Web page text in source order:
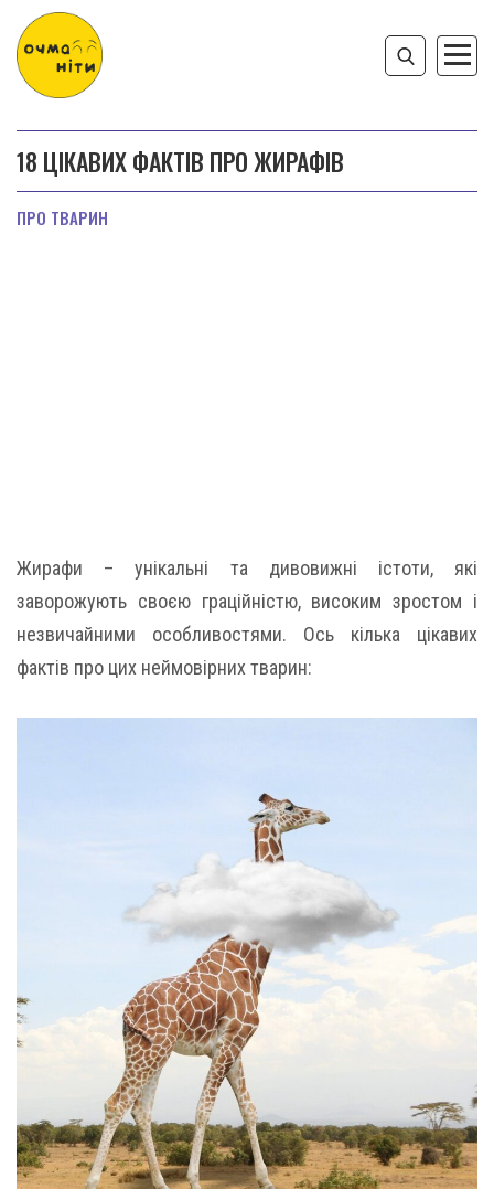
18 ЦІКАВИХ ФАКТІВ ПРО ЖИРАФІВ
ПРО ТВАРИН
Жирафи – унікальні та дивовижні істоти, які
заворожують своєю граційністю, високим зростом і
незвичайними особливостями. Ось кілька цікавих
фактів про цих неймовірних тварин: